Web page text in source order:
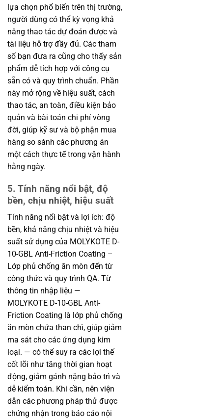
lựa chọn phổ biến trên thị trường,
người dùng có thể kỳ vọng khả
năng thao tác dự đoán được và
tài liệu hỗ trợ đầy đủ. Các tham
số bạn đưa ra cũng cho thấy sản
phẩm dễ tích hợp với công cụ
sẵn có và quy trình chuẩn. Phần
này mở rộng về hiệu suất, cách
thao tác, an toàn, điều kiện bảo
quản và bài toán chi phí vòng
đời, giúp kỹ sư và bộ phận mua
hàng so sánh các phương án
một cách thực tế trong vận hành
hằng ngày.
5. Tính năng nổi bật, độ
bền, chịu nhiệt, hiệu suất
Tính năng nổi bật và lợi ích: độ
bền, khả năng chịu nhiệt và hiệu
suất sử dụng của MOLYKOTE D-
10-GBL Anti-Friction Coating –
Lớp phủ chống ăn mòn đến từ
công thức và quy trình QA. Từ
thông tin nhập liệu —
MOLYKOTE D-10-GBL Anti-
Friction Coating là lớp phủ chống
ăn mòn chứa than chì, giúp giảm
ma sát cho các ứng dụng kim
loại. — có thể suy ra các lợi thế
cốt lõi như tăng thời gian hoạt
động, giảm gánh nặng bảo trì và
dễ kiểm toán. Khi cần, nên viện
dẫn các phương pháp thử được
chứng nhận trong báo cáo nội